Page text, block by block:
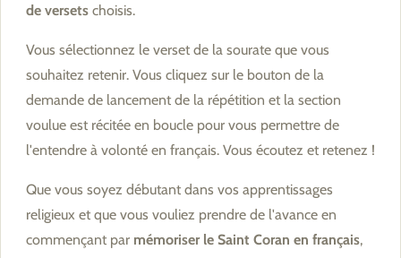
de versets choisis.
Vous sélectionnez le verset de la sourate que vous
souhaitez retenir. Vous cliquez sur le bouton de la
demande de lancement de la répétition et la section
voulue est récitée en boucle pour vous permettre de
l'entendre à volonté en français. Vous écoutez et retenez !
Que vous soyez débutant dans vos apprentissages
religieux et que vous vouliez prendre de l'avance en
commençant par mémoriser le Saint Coran en français,